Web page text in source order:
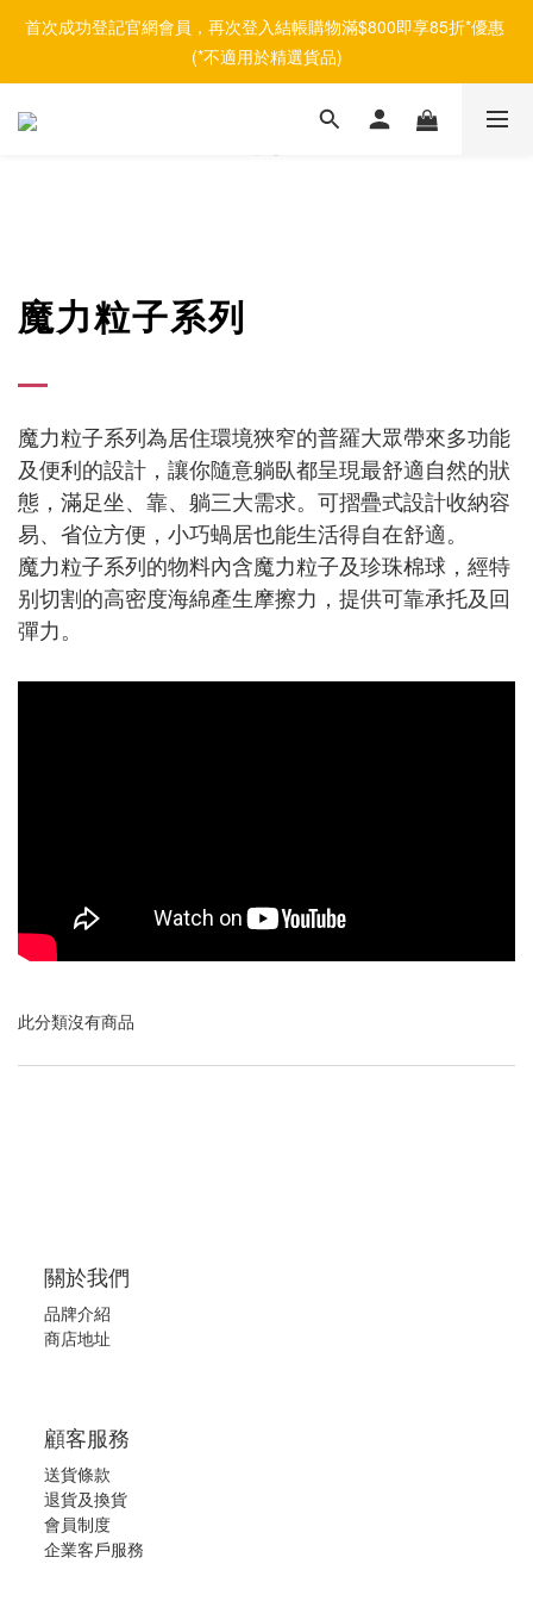
首次成功登記官網會員，再次登入結帳購物滿$800即享85折*優惠
(*不適用於精選貨品)
魔力粒子系列
魔力粒子系列為居住環境狹窄的普羅大眾帶來多功能
及便利的設計，讓你隨意躺臥都呈現最舒適自然的狀
態，滿足坐、靠、躺三大需求。可摺疊式設計收納容
易、省位方便，小巧蝸居也能生活得自在舒適。
魔力粒子系列的物料內含魔力粒子及珍珠棉球，經特
别切割的高密度海綿產生摩擦力，提供可靠承托及回
彈力。
此分類沒有商品
關於我們
品牌介紹
商店地址
顧客服務
送貨條款
退貨及換貨
會員制度
企業客戶服務